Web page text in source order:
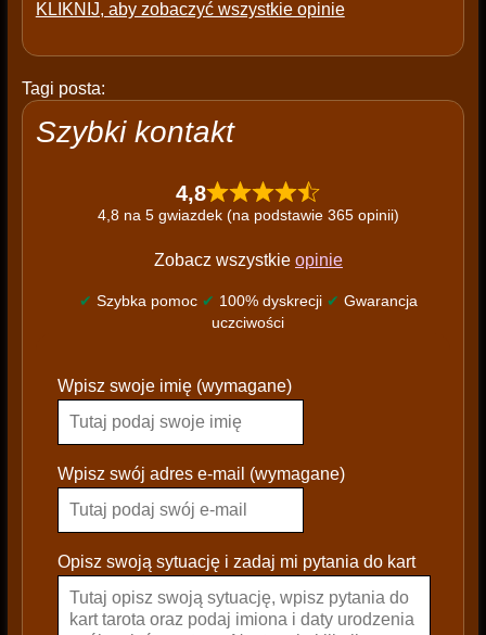
KLIKNIJ, aby zobaczyć wszystkie opinie
Tagi posta:
Szybki kontakt
4,8
4,8 na 5 gwiazdek (na podstawie 365 opinii)
Zobacz wszystkie opinie
✔ Szybka pomoc ✔ 100% dyskrecji ✔ Gwarancja
uczciwości
l
a
s
e
a
Wpisz swoje imię (wymagane)
Wpisz swój adres e-mail (wymagane)
Opisz swoją sytuację i zadaj mi pytania do kart